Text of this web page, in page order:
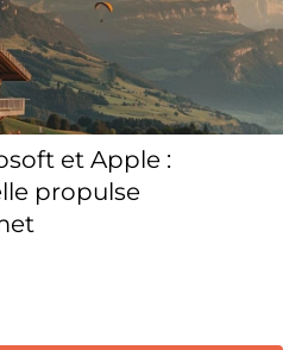
et Apple :
propulse